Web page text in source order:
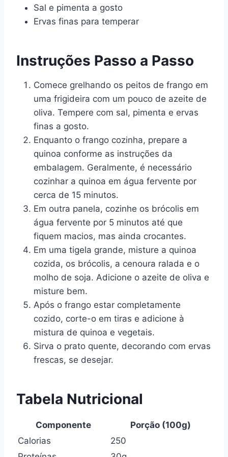
Sal e pimenta a gosto
Ervas finas para temperar
Instruções Passo a Passo
Comece grelhando os peitos de frango em
uma frigideira com um pouco de azeite de
oliva. Tempere com sal, pimenta e ervas
finas a gosto.
Enquanto o frango cozinha, prepare a
quinoa conforme as instruções da
embalagem. Geralmente, é necessário
cozinhar a quinoa em água fervente por
cerca de 15 minutos.
Em outra panela, cozinhe os brócolis em
água fervente por 5 minutos até que
fiquem macios, mas ainda crocantes.
Em uma tigela grande, misture a quinoa
cozida, os brócolis, a cenoura ralada e o
molho de soja. Adicione o azeite de oliva e
misture bem.
Após o frango estar completamente
cozido, corte-o em tiras e adicione à
mistura de quinoa e vegetais.
Sirva o prato quente, decorando com ervas
frescas, se desejar.
Tabela Nutricional
Componente
Porção (100g)
Calorias
250